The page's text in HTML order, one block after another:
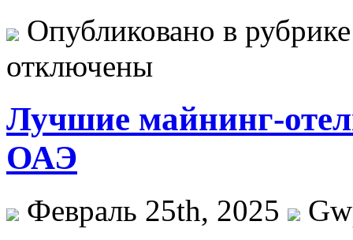
Опубликовано в
отключены
Лучшие майнинг-
ОАЭ
Февраль 25th, 2025